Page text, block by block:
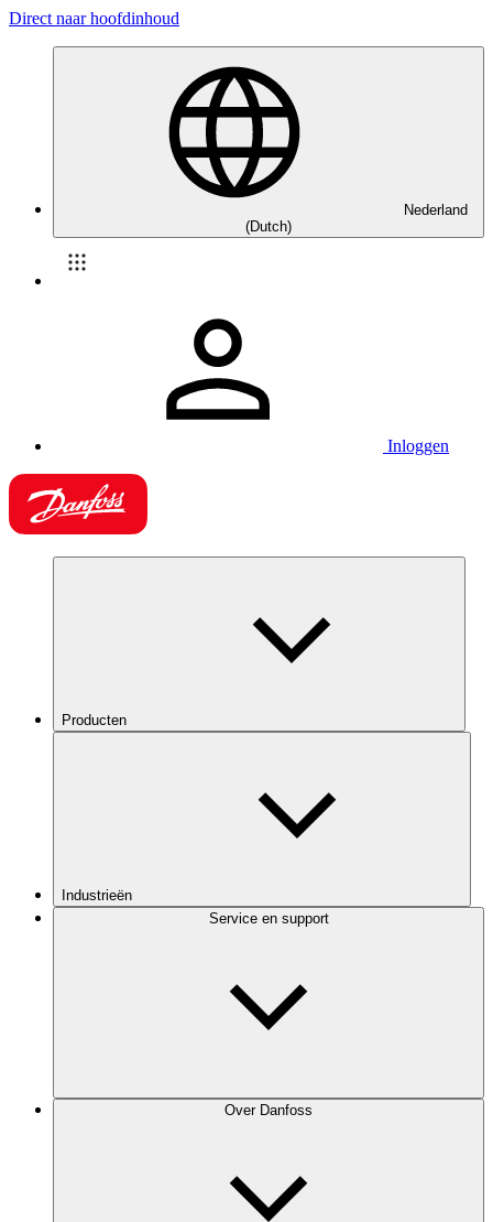
Direct naar hoofdinhoud
Nederland
(Dutch)
Inloggen
Producten
Industrieën
Service en support
Over Danfoss